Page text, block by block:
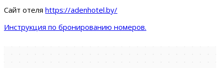
Сайт отеля https://adenhotel.by/
Инструкция по бронированию номеров.